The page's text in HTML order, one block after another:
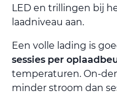
LED en trillingen bij
laadniveau aan.
Een volle lading is
sessies per
temperaturen. On-
minder stroom dan